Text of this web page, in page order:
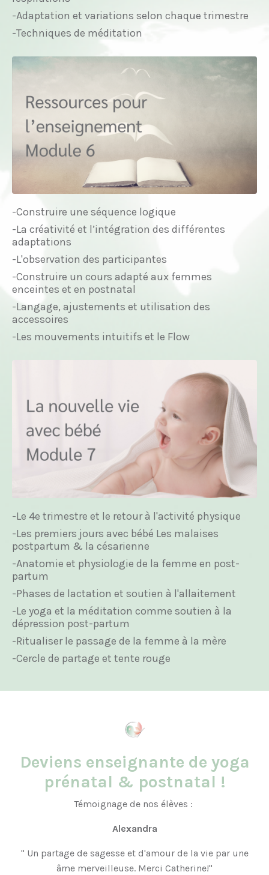
-Adaptation et variations selon chaque trimestre
-Techniques de méditation
-Construire une séquence logique
-La créativité et l’intégration des différentes
adaptations
-L'observation des participantes
-Construire un cours adapté aux femmes
enceintes et en postnatal
-Langage, ajustements et utilisation des
accessoires
-Les mouvements intuitifs et le Flow
-Le 4e trimestre et le retour à l'activité physique
-Les premiers jours avec bébé Les malaises
postpartum & la césarienne
-Anatomie et physiologie de la femme en post-
partum
-Phases de lactation et soutien à l'allaitement
-Le yoga et la méditation comme soutien à la
dépression post-partum
-Ritualiser le passage de la femme à la mère
-Cercle de partage et tente rouge
Deviens enseignante de yoga
prénatal & postnatal !
Témoignage de nos élèves :
Alexandra
" Un partage de sagesse et d'amour de la vie par une
âme merveilleuse. Merci Catherine!"